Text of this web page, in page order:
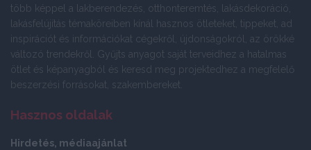
több képpel a lakberendezés, otthonteremtés, lakásdekoráció,
lakásfelújítás témaköreiben kínál hasznos ötleteket, tippeket, ad
inspirációt és információkat cégekről, újdonságokról, az örökké
változó trendekről. Gyűjts anyagot saját terveidhez a hatalmas
ötlet és képanyagból és keresd meg projektedhez a megfelelő
beszerzési forrásokat, szakembereket.
Hasznos oldalak
Hirdetés, médiaajánlat